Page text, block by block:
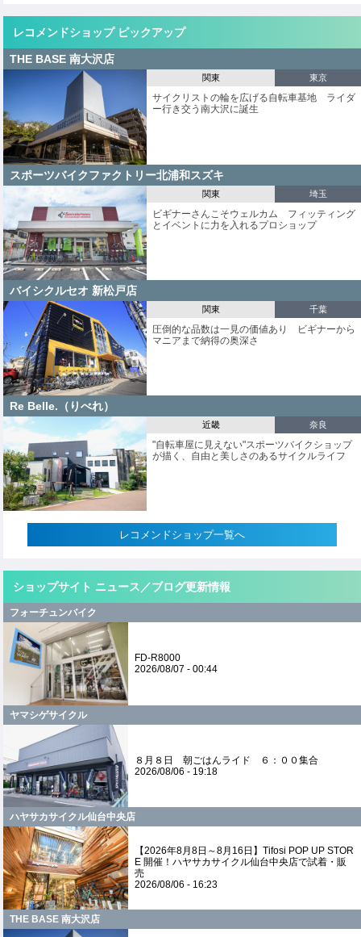
レコメンドショップ ピックアップ
THE BASE 南大沢店
関東 東京
サイクリストの輪を広げる自転車基地 ライダ
ー行き交う南大沢に誕生
スポーツバイクファクトリー北浦和スズキ
関東 埼玉
ビギナーさんこそウェルカム フィッティング
とイベントに力を入れるプロショップ
バイシクルセオ 新松戸店
関東 千葉
圧倒的な品数は一見の価値あり ビギナーから
マニアまで納得の奥深さ
Re Belle.（りべれ）
近畿 奈良
"自転車屋に見えない"スポーツバイクショップ
が描く、自由と美しさのあるサイクルライフ
レコメンドショップ一覧へ
ショップサイト ニュース／ブログ更新情報
フォーチュンバイク
FD-R8000
2026/08/07 - 00:44
ヤマシゲサイクル
８月８日 朝ごはんライド ６：００集合
2026/08/06 - 19:18
ハヤサカサイクル仙台中央店
【2026年8月8日～8月16日】Tifosi POP UP STOR
E 開催！ハヤサカサイクル仙台中央店で試着・販
売
2026/08/06 - 16:23
THE BASE 南大沢店